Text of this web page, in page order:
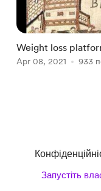
Weight loss
psychological
Apr 08, 2021 933
Запустіть